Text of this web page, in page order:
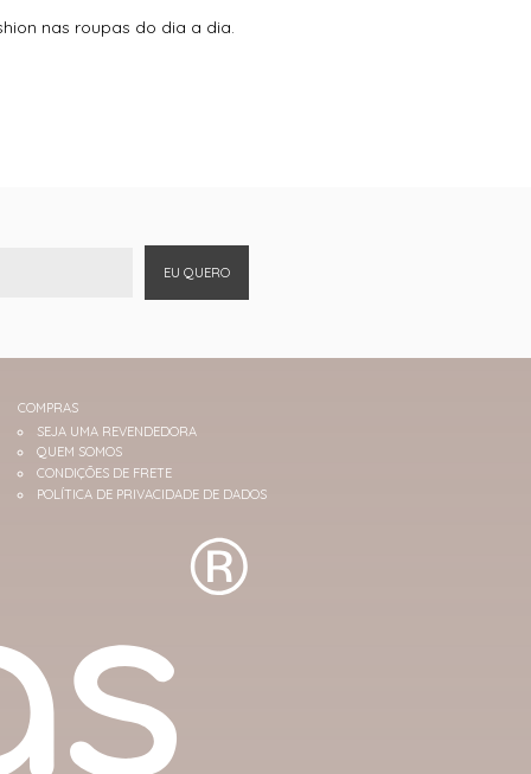
nas roupas do dia a dia.
EU QUERO
COMPRAS
SEJA UMA REVENDEDORA
QUEM SOMOS
CONDIÇÕES DE FRETE
POLÍTICA DE PRIVACIDADE DE DADOS